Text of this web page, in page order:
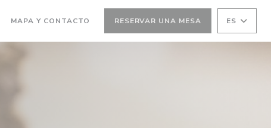
((ABRE EN UNA NUEVA VENTANA))
MAPA Y CONTACTO RESERVAR UNA MESA ES